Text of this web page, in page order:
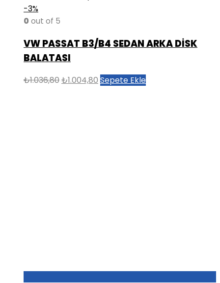
-3%
0 out of 5
VW PASSAT B3/B4 SEDAN ARKA DİSK
BALATASI
₺1.036,80Orijinal
₺1.004,80 Şu
Sepete Ekle